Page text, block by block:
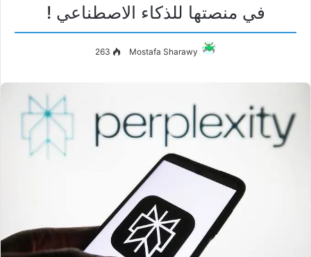
في منصتها للذكاء الاصطناعي !
Mostafa Sharawy
263